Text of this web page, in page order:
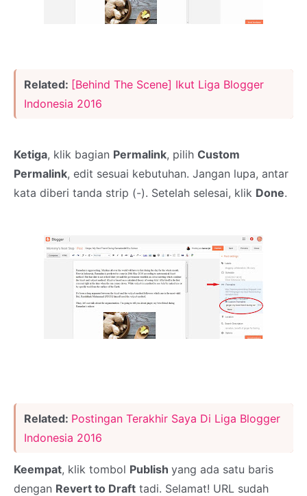
Related: [Behind The Scene] Ikut Liga Blogger
Indonesia 2016
Ketiga, klik bagian Permalink, pilih Custom
Permalink, edit sesuai kebutuhan. Jangan lupa, antar
kata diberi tanda strip (-). Setelah selesai, klik Done.
Related: Postingan Terakhir Saya Di Liga Blogger
Indonesia 2016
Keempat, klik tombol Publish yang ada satu baris
dengan Revert to Draft tadi. Selamat! URL sudah